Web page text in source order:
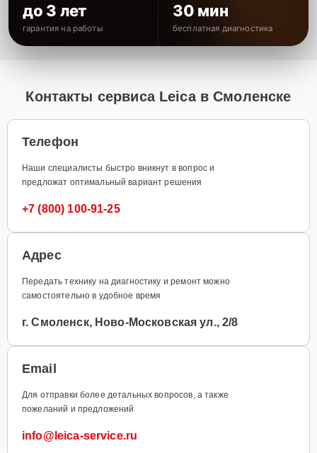
до 3 лет
гарантия на работы
30 мин
бесплатная диагностика
Контакты сервиса Leica в Смоленске
Телефон
Наши специалисты быстро вникнут в вопрос и
предложат оптимальный вариант решения
+7 (800) 100-91-25
Адрес
Передать технику на диагностику и ремонт можно
самостоятельно в удобное время
г. Смоленск, Ново-Московская ул., 2/8
Email
Для отправки более детальных вопросов, а также
пожеланий и предложений
info@leica-service.ru